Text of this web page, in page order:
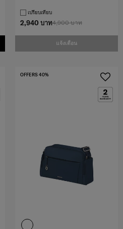
4,900 บาท
2,940 บาท
แจ้งเตือน
เปรียบเทียบ
OFFERS 40%